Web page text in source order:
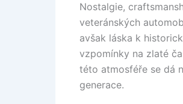
Nostalgie,
veteránských
avšak láska k
vzpomínky na zlaté
této atmosféře se dá
generace.